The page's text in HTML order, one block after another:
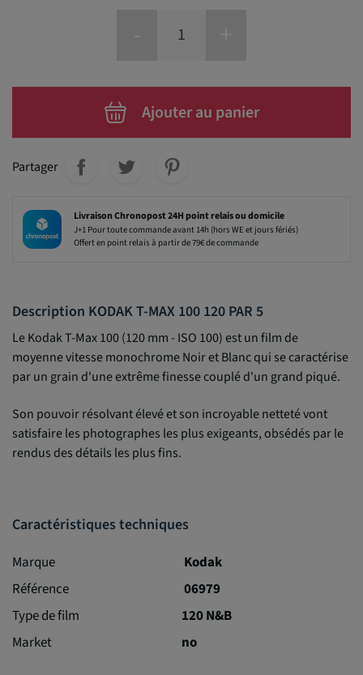
Ajouter au panier
Partager
Livraison Chronopost 24H point relais ou domicile
J+1 Pour toute commande avant 14h (hors WE et jours fériés)
Offert en point relais à partir de 79€ de commande
Description KODAK T-MAX 100 120 PAR 5
Le Kodak T-Max 100 (120 mm - ISO 100) est un film de
moyenne vitesse monochrome Noir et Blanc qui se caractérise
par un grain d'une extrême finesse couplé d'un grand piqué.
Son pouvoir résolvant élevé et son incroyable netteté vont
satisfaire les photographes les plus exigeants, obsédés par le
rendus des détails les plus fins.
Caractéristiques techniques
Marque
Kodak
Référence
06979
Type de film
120 N&B
Market
no